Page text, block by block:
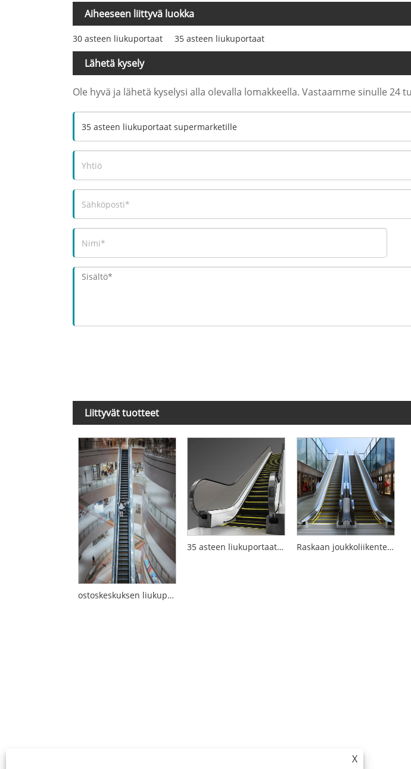
Aiheeseen liittyvä luokka
30 asteen liukuportaat 35 asteen liukuportaat
Lähetä kysely
Ole hyvä ja lähetä kyselysi alla olevalla lomakkeella. Vastaamme sinulle 24
Liittyvät tuotteet
ostoskeskuksen liukuportaat
35 asteen liukuportaat ostoskeskuksiin Raskaan joukkoliikenteen 35 asteen liukuportaat
X